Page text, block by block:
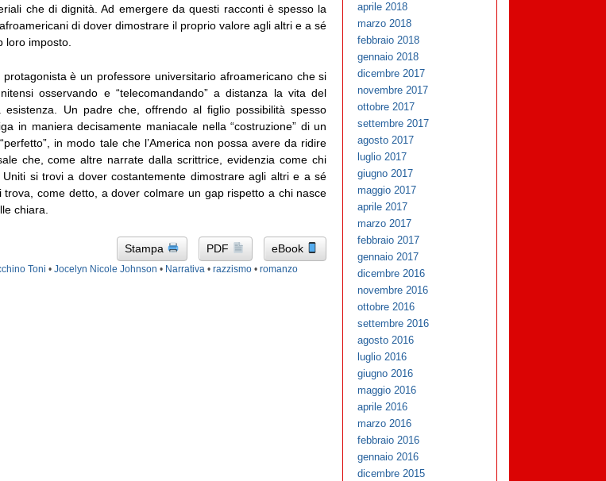
che di dignità. Ad emergere da questi racconti è spesso la
di dover dimostrare il proprio valore agli altri e a sé
loro imposto.
è un professore universitario afroamericano che si
osservando e “telecomandando” a distanza la vita del
Un padre che, offrendo al figlio possibilità spesso
in maniera decisamente maniacale nella “costruzione” di un
in modo tale che l’America non possa avere da ridire
che, come altre narrate dalla scrittrice, evidenzia come chi
si trovi a dover costantemente dimostrare agli altri e a sé
come detto, a dover colmare un gap rispetto a chi nasce
chiara.
Stampa PDF eBook
Toni •Jocelyn Nicole Johnson • Narrativa •razzismo •romanzo
aprile 2018
marzo 2018
febbraio 2018
gennaio 2018
dicembre 2017
novembre 2017
ottobre 2017
settembre 2017
agosto 2017
luglio 2017
giugno 2017
maggio 2017
aprile 2017
marzo 2017
febbraio 2017
gennaio 2017
dicembre 2016
novembre 2016
ottobre 2016
settembre 2016
agosto 2016
luglio 2016
giugno 2016
maggio 2016
aprile 2016
marzo 2016
febbraio 2016
gennaio 2016
dicembre 2015